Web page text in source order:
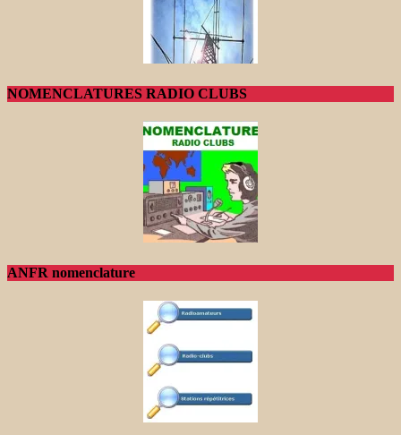
NOMENCLATURES RADIO CLUBS
ANFR nomenclature